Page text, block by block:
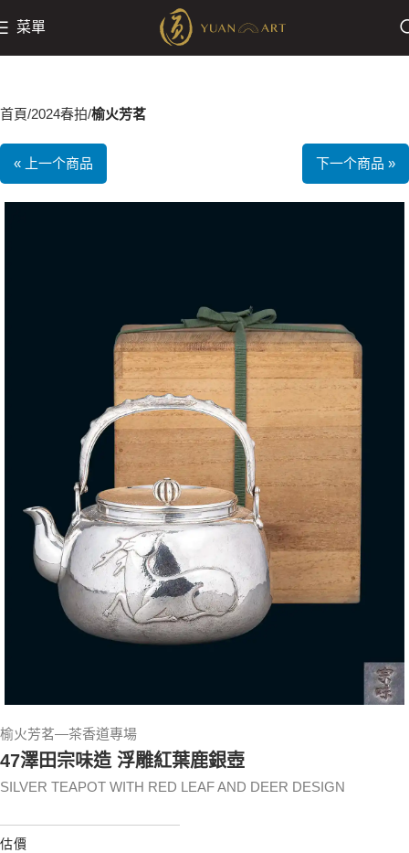
菜單
首頁 2024春拍 榆火芳茗
« 上一个商品 下一个商品 »
榆火芳茗—茶香道專場
47澤田宗味造 浮雕紅葉鹿銀壺
SILVER TEAPOT WITH RED LEAF AND DEER DESIGN
估價